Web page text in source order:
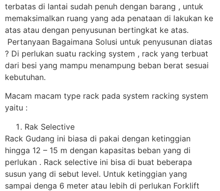
terbatas di lantai sudah penuh dengan barang , untuk
memaksimalkan ruang yang ada penataan di lakukan ke
atas atau dengan penyusunan bertingkat ke atas.
Pertanyaan Bagaimana Solusi untuk penyusunan diatas
? Di perlukan suatu racking system , rack yang terbuat
dari besi yang mampu menampung beban berat sesuai
kebutuhan.
Macam macam type rack pada system racking system
yaitu :
Rak Selective
Rack Gudang ini biasa di pakai dengan ketinggian
hingga 12 – 15 m dengan kapasitas beban yang di
perlukan . Rack selective ini bisa di buat beberapa
susun yang di sebut level. Untuk ketinggian yang
sampai denga 6 meter atau lebih di perlukan Forklift